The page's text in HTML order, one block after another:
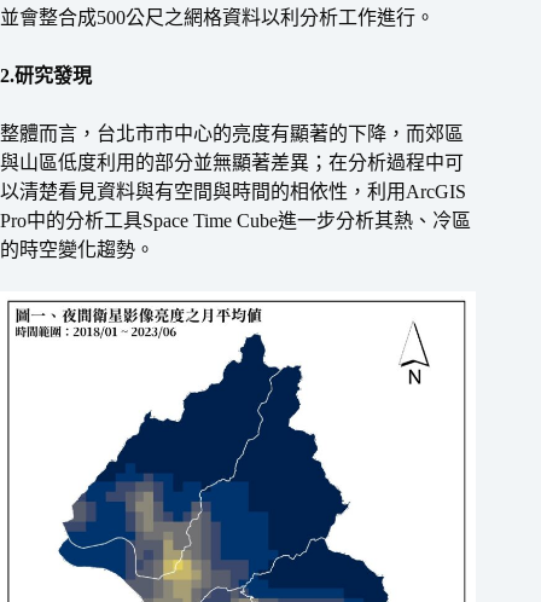
並會整合成500公尺之網格資料以利分析工作進行。
2.研究發現
整體而言，台北市市中心的亮度有顯著的下降，而郊區
與山區低度利用的部分並無顯著差異；在分析過程中可
以清楚看見資料與有空間與時間的相依性，利用ArcGIS
Pro中的分析工具Space Time Cube進一步分析其熱、冷區
的時空變化趨勢。